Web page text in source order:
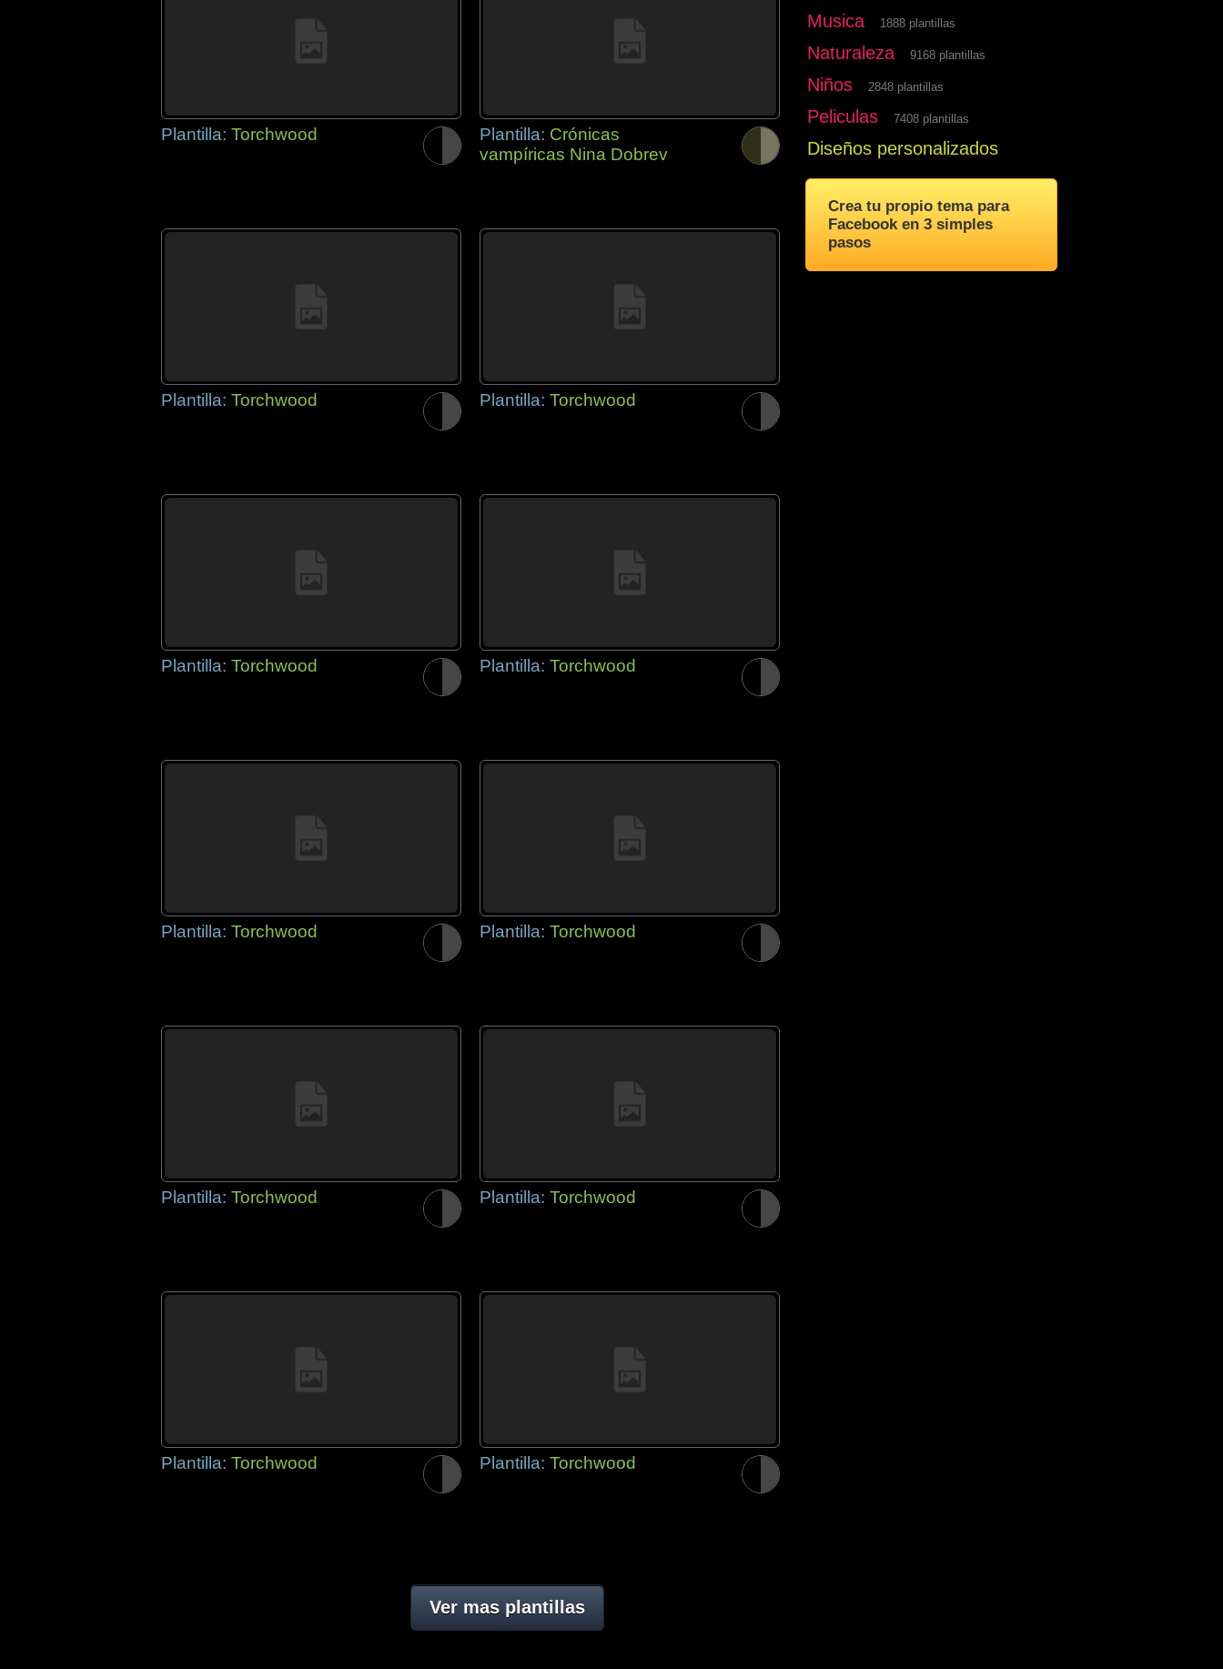
Plantilla: Torchwood Plantilla: Crónicas
vampíricas Nina Dobrev
Plantilla: Torchwood Plantilla: Torchwood
Plantilla: Torchwood Plantilla: Torchwood
Plantilla: Torchwood Plantilla: Torchwood
Plantilla: Torchwood Plantilla: Torchwood
Plantilla: Torchwood Plantilla: Torchwood
Ver mas plantillas
Musica 1888 plantillas
Naturaleza 9168 plantillas
Niños 2848 plantillas
Peliculas 7408 plantillas
Diseños personalizados
Crea tu propio tema para
Facebook en 3 simples
pasos